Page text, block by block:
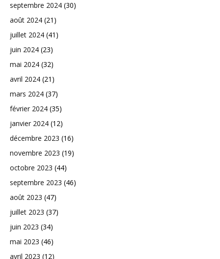
septembre 2024 (30)
août 2024 (21)
juillet 2024 (41)
juin 2024 (23)
mai 2024 (32)
avril 2024 (21)
mars 2024 (37)
février 2024 (35)
janvier 2024 (12)
décembre 2023 (16)
novembre 2023 (19)
octobre 2023 (44)
septembre 2023 (46)
août 2023 (47)
juillet 2023 (37)
juin 2023 (34)
mai 2023 (46)
avril 2023 (12)